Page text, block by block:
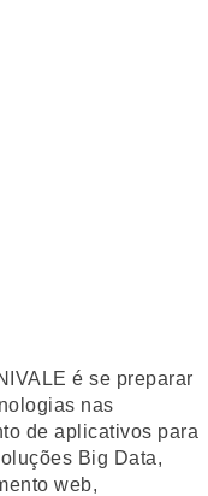
é se preparar
nas
de aplicativos para
Big Data,
web,